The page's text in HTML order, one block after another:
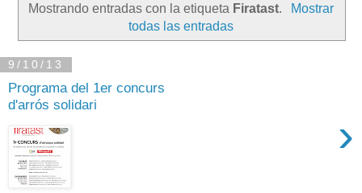
Mostrando entradas con la etiqueta Firatast.
Mostrar
todas las entradas
9/10/13
Programa del 1er concurs
d'arrós solidari
›